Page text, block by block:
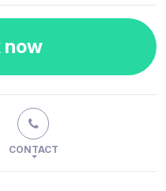
now
CONTACT